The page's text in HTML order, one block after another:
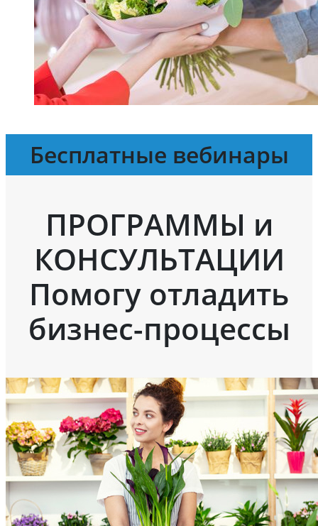
Бесплатные вебинары
ПРОГРАММЫ и
КОНСУЛЬТАЦИИ
Помогу отладить
бизнес-процессы